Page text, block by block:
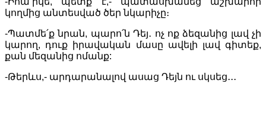
կողմից անտեսված ծեր նկարիչը։
-Պատմե՛ք նրան, պարո՛ն Դեյ․ ոչ ոք ձեզանից լավ չի
կարող, դուք իրավական մասը ավելի լավ գիտեք,
քան մեզանից ոմանք:
-Թերևս,- արդարանալով ասաց Դեյն ու սկսեց․․․